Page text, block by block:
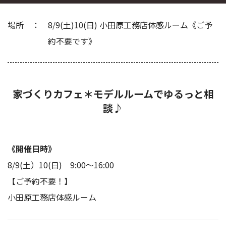
場所
8/9(土)10(日) 小田原工務店体感ルーム《ご予
約不要です》
家づくりカフェ＊モデルルームでゆるっと相
談♪
《開催日時》
8/9(土）10(日) 9:00～16:00
【ご予約不要！】
小田原工務店体感ルーム